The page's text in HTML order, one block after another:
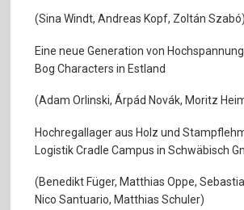
(Sina Windt, Andreas Kopf, Zoltán Szabó)
Eine neue Generation von
Bog Characters in Estland
(Adam Orlinski, Árpád Novák, Moritz
Hochregallager aus Holz und
Logistik Cradle Campus in Schwäbisch
(Benedikt Füger, Matthias Oppe,
Nico Santuario, Matthias Schuler)